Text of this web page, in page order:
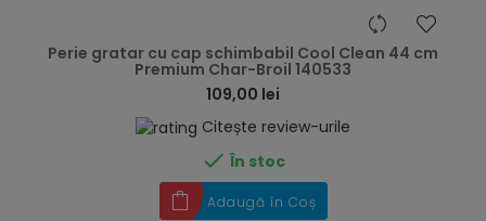
Perie gratar cu cap schimbabil Cool Clean 44 cm
Premium Char-Broil 140533
109,00 lei
Citește review-urile
 În stoc
Adaugă în Coș